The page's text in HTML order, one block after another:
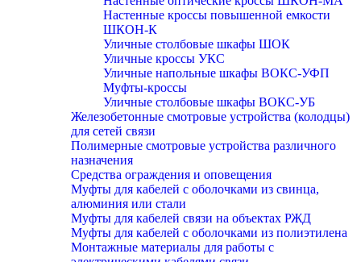
Настенные кроссы повышенной емкости
ШКОН-К
Уличные столбовые шкафы ШОК
Уличные кроссы УКС
Уличные напольные шкафы ВОКС-УФП
Муфты-кроссы
Уличные столбовые шкафы ВОКС-УБ
Железобетонные смотровые устройства (колодцы)
для сетей связи
Полимерные смотровые устройства различного
назначения
Средства ограждения и оповещения
Муфты для кабелей с оболочками из свинца,
алюминия или стали
Муфты для кабелей связи на объектах РЖД
Муфты для кабелей с оболочками из полиэтилена
Монтажные материалы для работы с